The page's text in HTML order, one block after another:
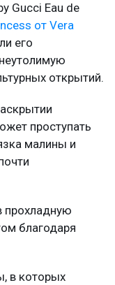
Gucci Eau de
от Vera
его
открытий.
проступать
малины и
прохладную
благодаря
в которых